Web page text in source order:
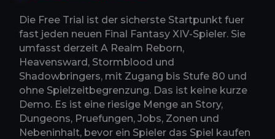
Die Free Trial ist der sicherste Startpunkt fuer
fast jeden neuen Final Fantasy XIV-Spieler. Sie
umfasst derzeit A Realm Reborn,
Heavensward, Stormblood und
Shadowbringers, mit Zugang bis Stufe 80 und
ohne Spielzeitbegrenzung. Das ist keine kurze
Demo. Es ist eine riesige Menge an Story,
Dungeons, Pruefungen, Jobs, Zonen und
Nebeninhalt, bevor ein Spieler das Spiel kaufen